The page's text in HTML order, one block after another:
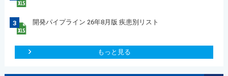
3 開発パイプライン 26年8月版 疾患別リスト
もっと見る